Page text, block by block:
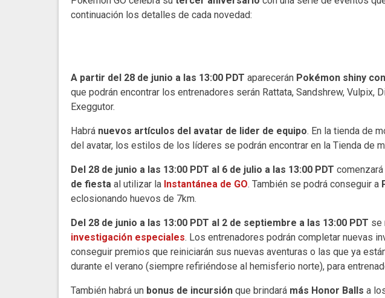
continuación los detalles de cada novedad:
A partir del 28 de junio a las 13:00 PDT aparecerán Pokémon shiny
que podrán encontrar los entrenadores serán Rattata, Sandshrew, Vulpix,
Exeggutor.
Habrá nuevos artículos del avatar de lider de equipo. En la tienda de
del avatar, los estilos de los líderes se podrán encontrar en la Tienda de
Del 28 de junio a las 13:00 PDT al 6 de julio a las 13:00 PDT
de fiesta al utilizar la Instantánea de GO. También se podrá conseguir a
eclosionando huevos de 7km.
Del 28 de junio a las 13:00 PDT al 2 de septiembre a las 13:00 PDT se
investigación especiales. Los entrenadores podrán completar nuevas
conseguir premios que reiniciarán sus nuevas aventuras o las que ya
durante el verano (siempre refiriéndose al hemisferio norte), para
También habrá un bonus de incursión que brindará más Honor Balls a